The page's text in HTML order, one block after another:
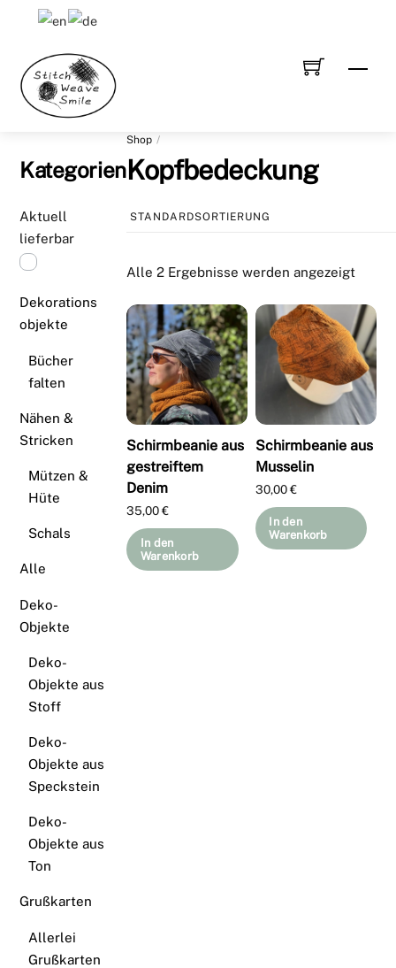
content
Shop
Kopfbedeckung
Alle 2 Ergebnisse werden angezeigt
Schirmbeanie aus
gestreiftem
Denim
35,00€
In den
Warenkorb
Schirmbeanie aus
Musselin
30,00€
In den
Warenkorb
Kategorien
Aktuell
lieferbar
Dekorations
objekte
Bücher
falten
Nähen &
Stricken
Mützen &
Hüte
Schals
Alle
Deko-
Objekte
Deko-
Objekte aus
Stoff
Deko-
Objekte aus
Speckstein
Deko-
Objekte aus
Ton
Grußkarten
Allerlei
Grußkarten